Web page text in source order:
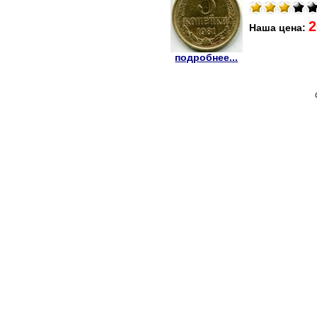
подробнее...
Наша цена: